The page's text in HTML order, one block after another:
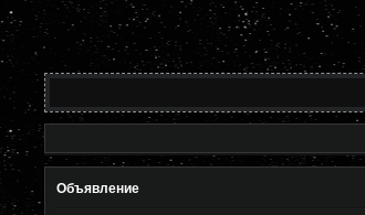
Объявление